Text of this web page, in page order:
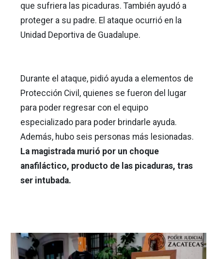
que sufriera las picaduras. También ayudó a
proteger a su padre. El ataque ocurrió en la
Unidad Deportiva de Guadalupe.
Durante el ataque, pidió ayuda a elementos de
Protección Civil, quienes se fueron del lugar
para poder regresar con el equipo
especializado para poder brindarle ayuda.
Además, hubo seis personas más lesionadas.
La magistrada murió por un choque
anafiláctico, producto de las picaduras, tras
ser intubada.